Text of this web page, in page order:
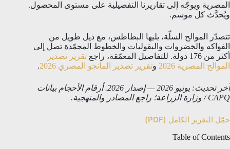
المصرية ويوجّه إلى تقاريرنا التفصيلية على مستوى المحصول.
ويُحدَّث كل موسم.
تتصدّر الموالح السلّة، يليها البطاطس، مع ذيل طويل من
الفواكه والخضروات والبقوليات والخطوط المجمّدة تصل إلى
أكثر من 176 دولة. للتفاصيل المعمّقة، راجع
تقرير تصدير
الموالح المصرية 2026
وتقرير تصدير المانجو المصري 2026 .
آخر تحديث: يونيو 2026 — إصدار 2026. أرقام الأحجام بيانات
CAPQ / وزارة الزراعة؛ راجع المصادر والمنهجية.
حمّل التقرير الكامل (PDF)
Table of Contents